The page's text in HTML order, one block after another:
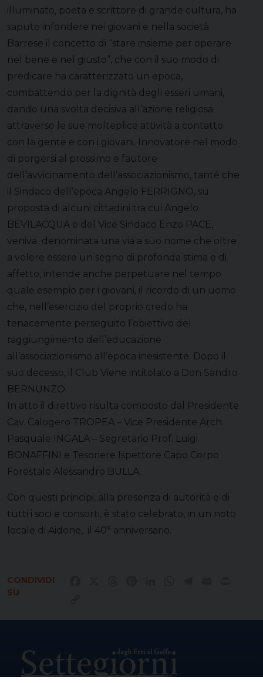
illuminato, poeta e scrittore di grande cultura, ha
saputo infondere nei giovani e nella società
Barrese il concetto di “stare insieme per operare
nel bene e nel giusto”, che con il suo modo di
predicare ha caratterizzato un epoca,
combattendo per la dignità degli esseri umani,
dando una svolta decisiva all’azione religiosa
attraverso le sue molteplice attività a contatto
con la gente e con i giovani. Innovatore nel modo
di porgersi al prossimo e fautore
dell’avvicinamento dell’associazionismo, tantè che
il Sindaco dell’epoca Angelo FERRIGNO, su
proposta di alcuni cittadini tra cui Angelo
BEVILACQUA e del Vice Sindaco Enzo PACE,
veniva denominata una via a suo nome che oltre
a volere essere un segno di profonda stima e di
affetto, intende anche perpetuare nel tempo
quale esempio per i giovani, il ricordo di un uomo
che, nell’esercizio del proprio credo ha
tenacemente perseguito l’obiettivo del
raggiungimento dell’educazione
all’associazionismo all’epoca inesistente. Dopo il
suo decesso, il Club Viene intitolato a Don Sandro
BERNUNZO.
In atto il direttivo risulta composto dal Presidente
Cav. Calogero TROPEA – Vice Presidente Arch.
Pasquale INGALA – Segretario Prof. Luigi
BONAFFINI e Tesoriere Ispettore Capo Corpo
Forestale Alessandro BULLA.
Con questi principi, alla presenza di autorità e di
tutti i soci e consorti, è stato celebrato, in un noto
locale di Aidone, il 40° anniversario.
CONDIVIDI
SU